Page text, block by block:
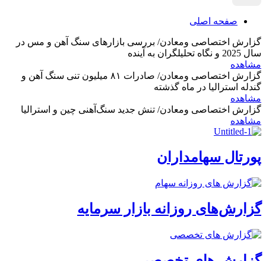
صفحه اصلی
گزارش اختصاصی ومعادن/ بررسی بازارهای سنگ آهن و مس در
سال 2025 و نگاه تحلیلگران به آینده
مشاهده
گزارش اختصاصی ومعادن/ صادرات ۸۱ میلیون تنی سنگ آهن و
گندله استرالیا در ماه گذشته
مشاهده
گزارش اختصاصی ومعادن/ تنش جدید سنگ‌آهنی چین و استرالیا
مشاهده
پورتال سهامداران
گزارش‌های روزانه بازار سرمایه